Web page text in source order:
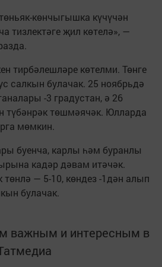
көнчыгышка күчүчән
тизлектәге җил көтелә», —
тирбәлешләре көтелми. Төнге
салкын булачак. 25 ноябрьдә
-3 градустан, ә 26
түбәнрәк төшмәячәк. Юлларда
мөмкин.
буенча, карлы һәм буранлы
кадәр дәвам итәчәк.
төнлә — 5-10, көндез -1дән алып
булачак.
важным и интересным в